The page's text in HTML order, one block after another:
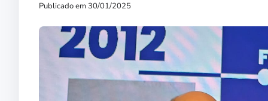
Publicado em 30/01/2025